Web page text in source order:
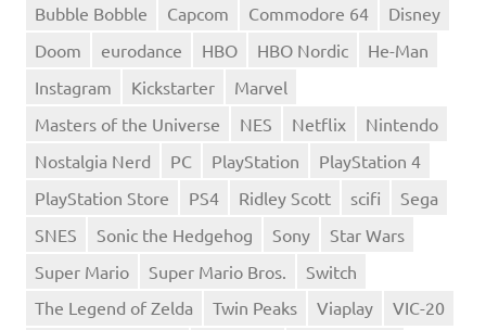
Bubble Bobble
Capcom Commodore 64
Disney
Doom
eurodance HBO HBO Nordic
He-Man
Instagram
Kickstarter
Marvel
Masters of the Universe
NES Netflix
Nintendo
Nostalgia Nerd
PC PlayStation
PlayStation 4
PlayStation Store
PS4 Ridley Scott scifi
Sega
SNES
Sonic the Hedgehog Sony
Star Wars
Super Mario
Super Mario Bros.
Switch
The Legend of Zelda
Twin Peaks Viaplay VIC-20